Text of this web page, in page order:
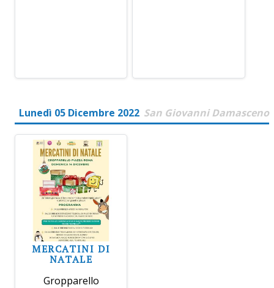
Lunedì 05 Dicembre 2022 San Giovanni Damasceno
MERCATINI DI
NATALE
Gropparello